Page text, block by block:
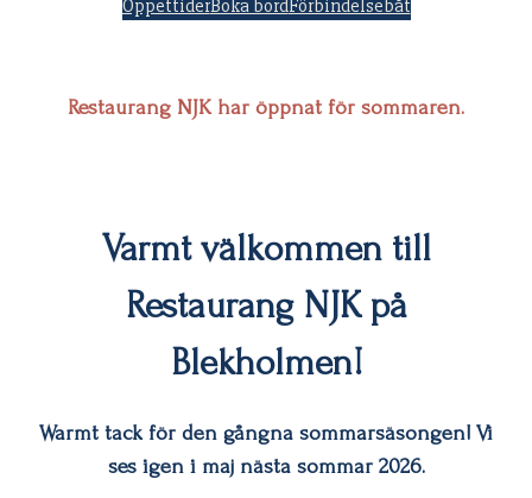
ÖppettiderBoka bordFörbindelsebåt
Restaurang NJK har öppnat för sommaren.
Varmt välkommen till
Restaurang NJK på
Blekholmen!
Warmt tack för den gångna sommarsäsongen! Vi
ses igen i maj nästa sommar 2026.